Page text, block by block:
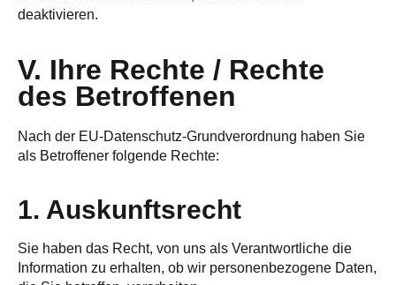
deaktivieren.
V. Ihre Rechte / Rechte
des Betroffenen
Nach der EU-Datenschutz-Grundverordnung haben Sie
als Betroffener folgende Rechte:
1. Auskunftsrecht
Sie haben das Recht, von uns als Verantwortliche die
Information zu erhalten, ob wir personenbezogene Daten,